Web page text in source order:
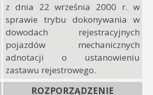
z dnia 22 września 2000 r. w
sprawie trybu dokonywania w
dowodach rejestracyjnych
pojazdów mechanicznych
adnotacji o ustanowieniu
zastawu rejestrowego.
ROZPORZĄDZENIE